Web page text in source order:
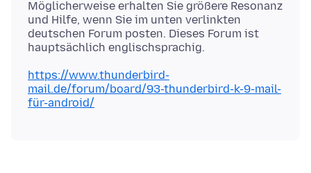
Möglicherweise erhalten Sie größere Resonanz
und Hilfe, wenn Sie im unten verlinkten
deutschen Forum posten. Dieses Forum ist
https://www.thunderbird-
mail.de/forum/board/93-thunderbird-k-9-mail-
für-android/